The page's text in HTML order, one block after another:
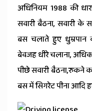
अधिनियम 1988 की
सवारी बैठना, सवारी के
बस चलाते हुए धुम्रपान
बेवजह धीरे चलाना,
पीछे सवारी बैठना,रुकने
बस में सिगरेट पीना आदि